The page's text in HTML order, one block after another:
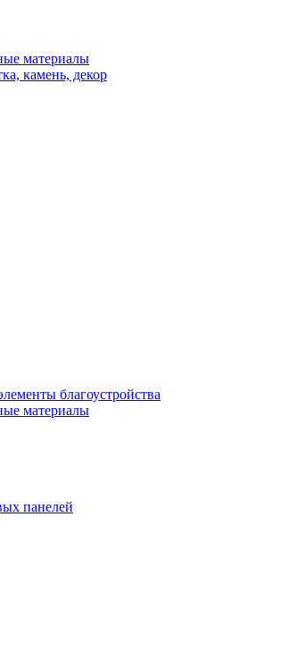
материалы
камень, декор
благоустройства
материалы
панелей